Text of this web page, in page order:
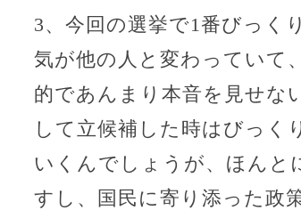
3、今回の選挙で1番びっく
気が他の人と変わっていて
的であんまり本音を見せな
して立候補した時はびっく
いくんでしょうが、ほんと
すし、国民に寄り添った政